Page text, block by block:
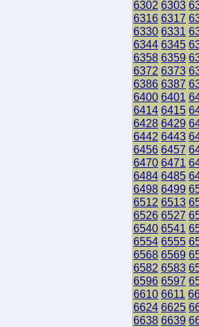
6302 6303
6316 6317
6330 6331
6344 6345
6358 6359
6372 6373
6386 6387
6400 6401
6414 6415
6428 6429
6442 6443
6456 6457
6470 6471
6484 6485
6498 6499
6512 6513
6526 6527
6540 6541
6554 6555
6568 6569
6582 6583
6596 6597
6610 6611
6624 6625
6638 6639